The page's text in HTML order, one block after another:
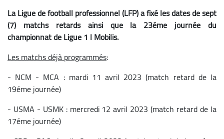
La Ligue de football professionnel (LFP) a fixé les dates de sept
(7) matchs retards ainsi que la 23éme journée du
championnat de Ligue 1 l Mobilis.
Les matchs déjà programmés:
- NCM - MCA : mardi 11 avril 2023 (match retard de la
19éme journée)
- USMA - USMK : mercredi 12 avril 2023 (match retard de la
17éme journée)